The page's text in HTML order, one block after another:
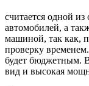
считается одной
автомобилей, а
машиной, так как,
проверку
будет бюджетным.
вид и высокая